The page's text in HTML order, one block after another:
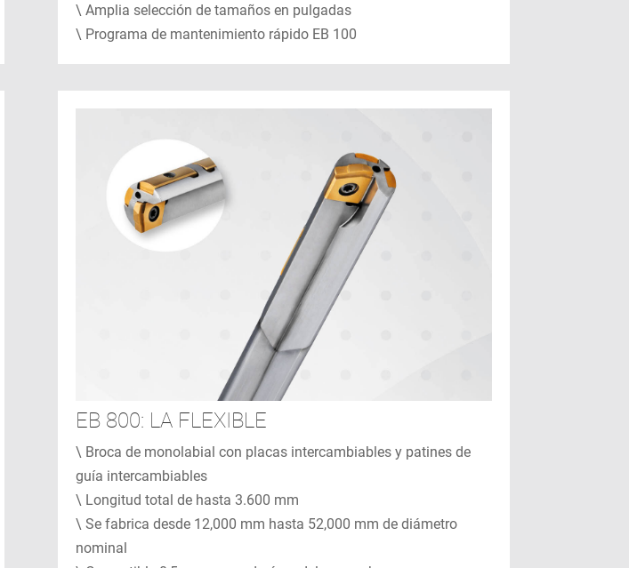
\ Amplia selección de tamaños en pulgadas
\ Programa de mantenimiento rápido EB 100
EB 800: LA FLEXIBLE
\ Broca de monolabial con placas intercambiables y patines de
guía intercambiables
\ Longitud total de hasta 3.600 mm
\ Se fabrica desde 12,000 mm hasta 52,000 mm de diámetro
nominal